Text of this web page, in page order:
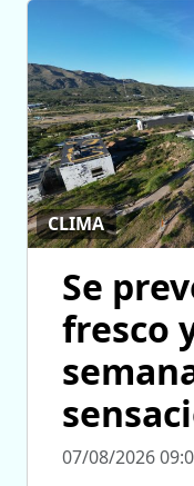
CLIMA
Se
fresco
07/08/2026